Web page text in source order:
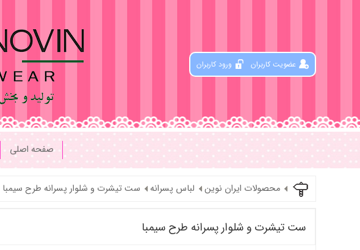
ورود کاربران عضویت کاربران
صفحه اصلی
محصولات ایران نوین لباس پسرانه ست تیشرت و شلوار پسرانه طرح سیمبا
ست تیشرت و شلوار پسرانه طرح سیمبا